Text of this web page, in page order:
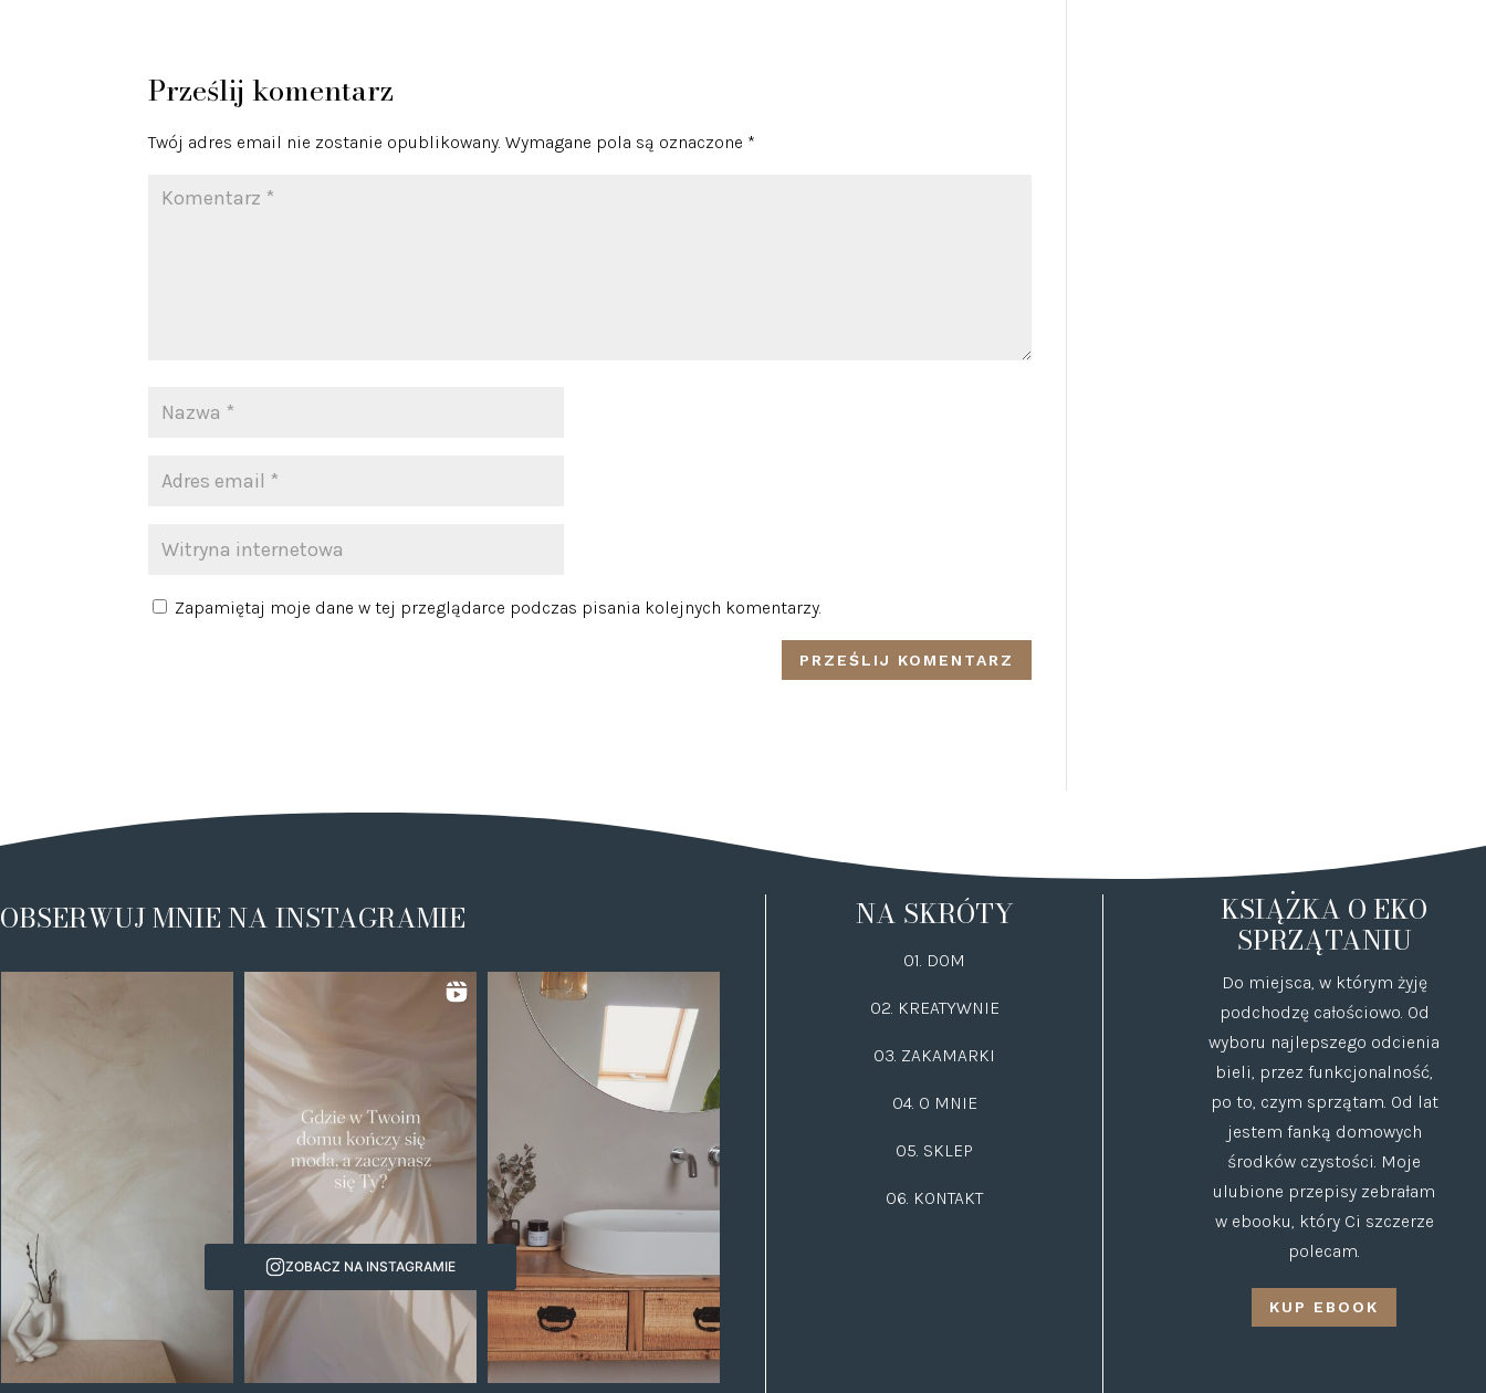
Prześlij komentarz
Twój adres email nie zostanie opublikowany. Wymagane pola są oznaczone *
Zapamiętaj moje dane w tej przeglądarce podczas pisania kolejnych komentarzy.
OBSERWUJ MNIE NA INSTAGRAMIE
ZOBACZ NA INSTAGRAMIE
NA SKRÓTY
01. DOM
02. KREATYWNIE
03. ZAKAMARKI
04. O MNIE
05. SKLEP
06. KONTAKT
KSIĄŻKA O EKO
SPRZĄTANIU
Do miejsca, w którym żyję
podchodzę całościowo. Od
wyboru najlepszego odcienia
bieli, przez funkcjonalność,
po to, czym sprzątam. Od lat
jestem fanką domowych
środków czystości. Moje
ulubione przepisy zebrałam
w ebooku, który Ci szczerze
polecam.
KUP EBOOK